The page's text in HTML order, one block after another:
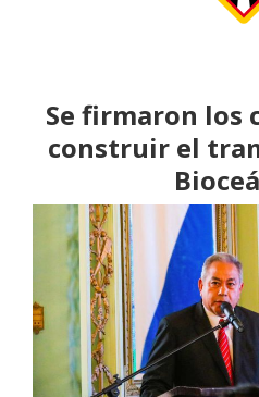
Se firmaron los
construir el